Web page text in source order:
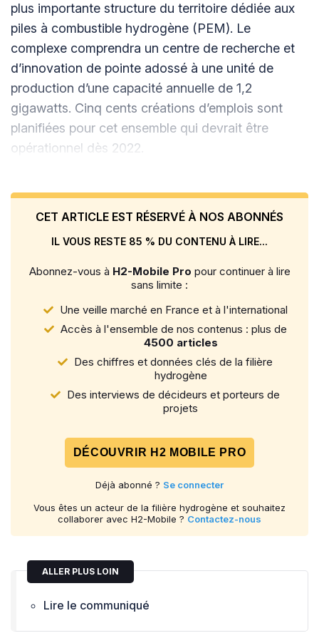
plus importante structure du territoire dédiée aux
piles à combustible hydrogène (PEM). Le
complexe comprendra un centre de recherche et
d’innovation de pointe adossé à une unité de
production d’une capacité annuelle de 1,2
gigawatts. Cinq cents créations d’emplois sont
planifiées pour cet ensemble qui devrait être
opérationnel dès 2022.
CET ARTICLE EST RÉSERVÉ À NOS ABONNÉS
IL VOUS RESTE 85 % DU CONTENU À LIRE...
Abonnez-vous à H2-Mobile Pro pour continuer à lire
sans limite :
Une veille marché en France et à l'international
Accès à l'ensemble de nos contenus : plus de
4500 articles
Des chiffres et données clés de la filière
hydrogène
Des interviews de décideurs et porteurs de
projets
DÉCOUVRIR H2 MOBILE PRO
Déjà abonné ? Se connecter
Vous êtes un acteur de la filière hydrogène et souhaitez
collaborer avec H2-Mobile ? Contactez-nous
ALLER PLUS LOIN
Lire le communiqué